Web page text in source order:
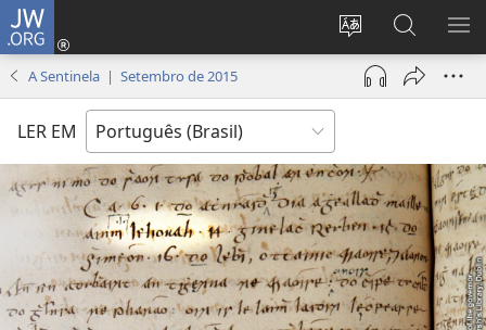
JW.ORG
Mudar
idioma
Log
(abre
janela)
Buscar
no
JW.ORG
A Sentinela | Setembro de 2015
LER EM